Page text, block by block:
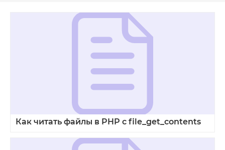
Как читать файлы в PHP с file_get_contents